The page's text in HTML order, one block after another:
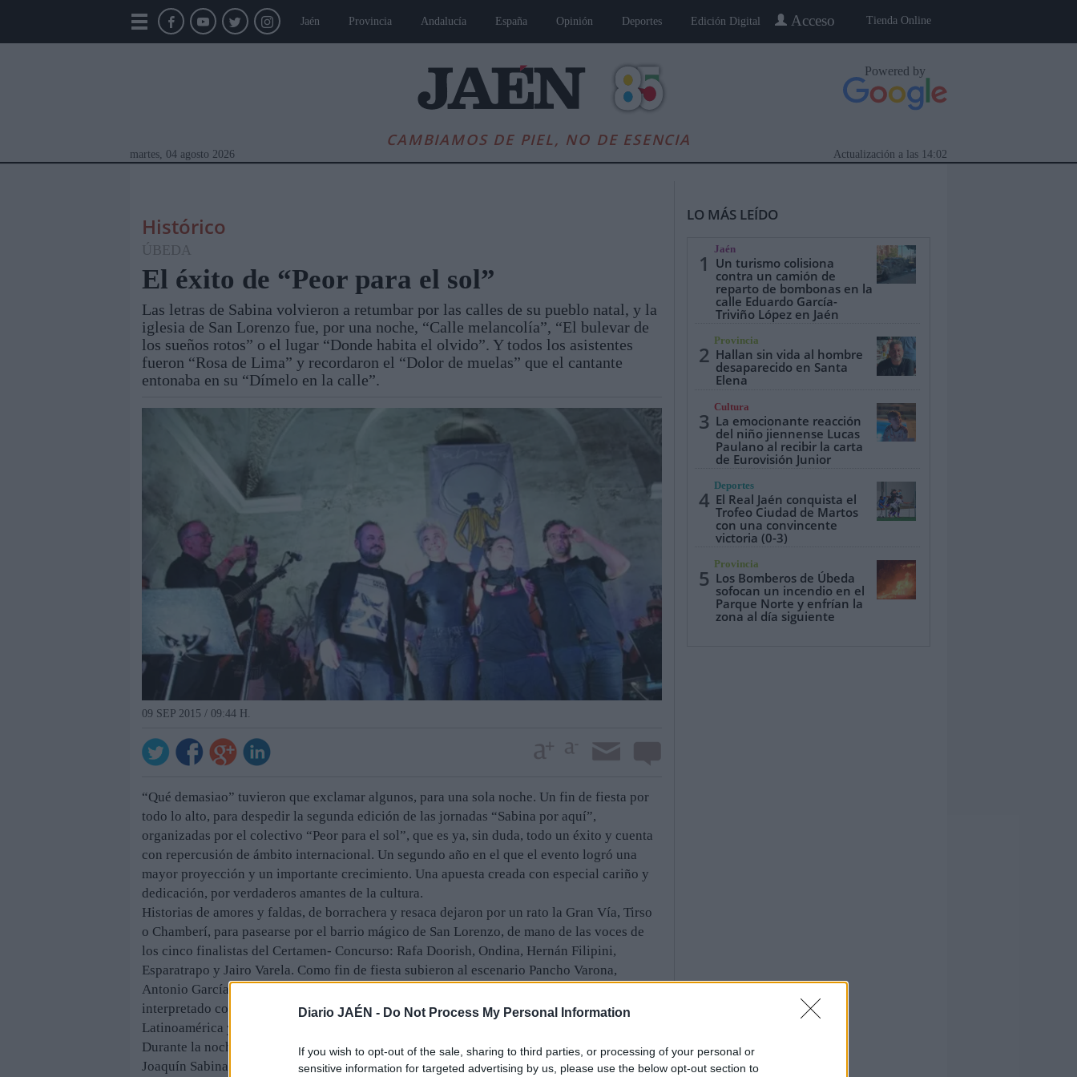
Diario JAÉN - Do Not Process My Personal Information
If you wish to opt-out of the sale, sharing to third parties, or processing of your personal or
sensitive information for targeted advertising by us, please use the below opt-out section to
Tienda Online
Acceso
Jaén Provincia Andalucía España Opinión Deportes Edición Digital
CAMBIAMOS DE PIEL, NO DE ESENCIA
Powered by
martes, 04 agosto 2026 14:02
Actualización a las
Módulos Portada Jaén Provincia Linares Andalucía Internacional Opinión Cultura Deportes Jaén, Pueblo a Pueblo Gente
Histórico
ÚBEDA
El éxito de “Peor para el sol”
Las letras de Sabina volvieron a retumbar por las calles de su pueblo natal, y la
iglesia de San Lorenzo fue, por una noche, “Calle melancolía”, “El bulevar de
los sueños rotos” o el lugar “Donde habita el olvido”. Y todos los asistentes
fueron “Rosa de Lima” y recordaron el “Dolor de muelas” que el cantante
entonaba en su “Dímelo en la calle”.
09 SEP 2015 / 09:44 H.
“Qué demasiao” tuvieron que exclamar algunos, para una sola noche. Un fin de fiesta por
todo lo alto, para despedir la segunda edición de las jornadas “Sabina por aquí”,
organizadas por el colectivo “Peor para el sol”, que es ya, sin duda, todo un éxito y cuenta
con repercusión de ámbito internacional. Un segundo año en el que el evento logró una
mayor proyección y un importante crecimiento. Una apuesta creada con especial cariño y
dedicación, por verdaderos amantes de la cultura.
Historias de amores y faldas, de borrachera y resaca dejaron por un rato la Gran Vía, Tirso
o Chamberí, para pasearse por el barrio mágico de San Lorenzo, de mano de las voces de
los cinco finalistas del Certamen- Concurso: Rafa Doorish, Ondina, Hernán Filipini,
Esparatrapo y Jairo Varela. Como fin de fiesta subieron al escenario Pancho Varona,
Antonio García de Diego y Mara Barros, para interpretar canciones que han compuesto e
interpretado con Sabina. Un formato que viaja por los escenarios de España y
Latinoamérica y que pudo disfrutarse en un enclave de excepción.
Durante la noche del concurso, los finalistas interpretaron dos canciones cada uno de
Joaquín Sabina y otra de su autoría. Finalmente, el jurado se decantó por el dúo zaragozano
LO MÁS LEÍDO
1
Jaén
Un turismo colisiona
contra un camión de
reparto de bombonas en la
calle Eduardo García-
Triviño López en Jaén
2
Provincia
Hallan sin vida al hombre
desaparecido en Santa
Elena
3
Cultura
La emocionante reacción
del niño jiennense Lucas
Paulano al recibir la carta
de Eurovisión Junior
4
Deportes
El Real Jaén conquista el
Trofeo Ciudad de Martos
con una convincente
victoria (0-3)
5
Provincia
Los Bomberos de Úbeda
sofocan un incendio en el
Parque Norte y enfrían la
zona al día siguiente